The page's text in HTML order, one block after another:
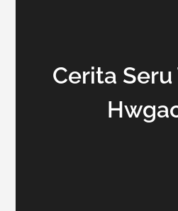
Cerita